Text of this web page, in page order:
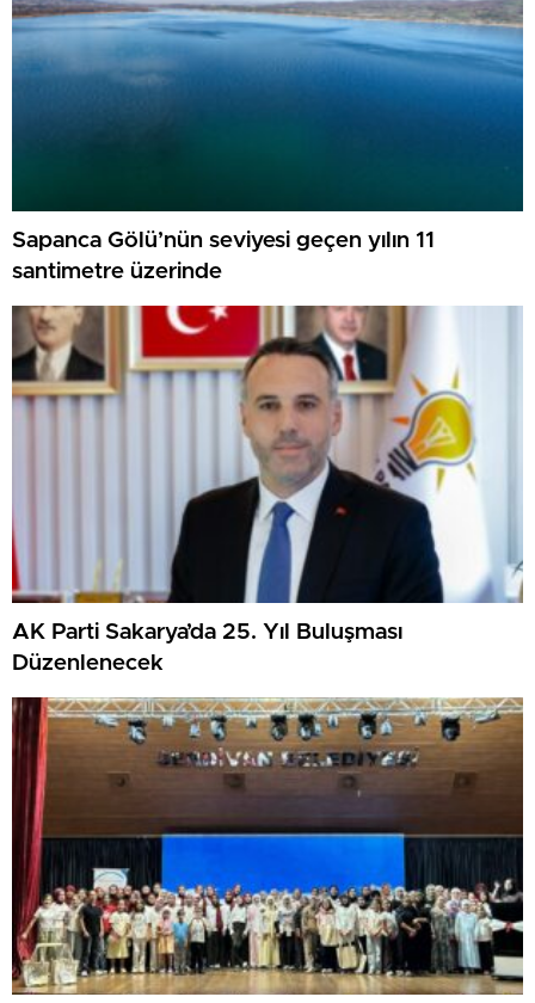
Sapanca Gölü’nün seviyesi geçen yılın 11
santimetre üzerinde
AK Parti Sakarya’da 25. Yıl Buluşması
Düzenlenecek